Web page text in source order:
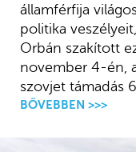
államférfija
politika
Orbán szakított
november 4-én,
szovjet támadás
BŐVEBBEN >>>